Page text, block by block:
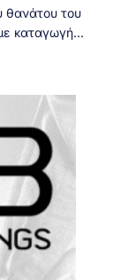
θανάτου του
καταγωγή...